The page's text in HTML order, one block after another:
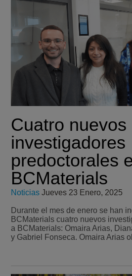
Cuatro nuevos
investigadores
predoctorales
BCMaterials
Noticias Jueves 23 Enero, 2025
Durante el mes de enero se han
BCMaterials cuatro nuevos
a BCMaterials: Omaira Arias,
y Gabriel Fonseca. Omaira Arias